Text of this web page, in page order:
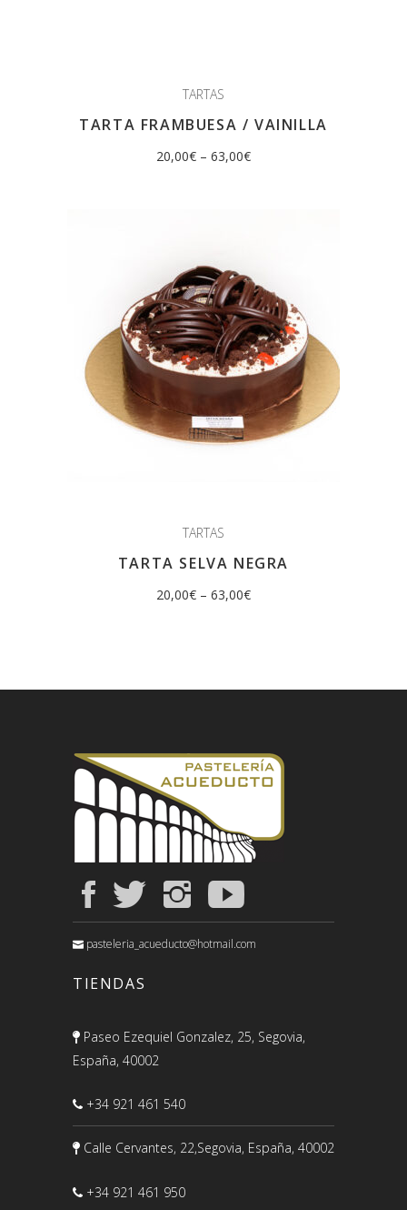
TARTAS
TARTA FRAMBUESA / VAINILLA
20,00€ – 63,00€
TARTAS
TARTA SELVA NEGRA
20,00€ – 63,00€
pasteleria_acueducto@hotmail.com
TIENDAS
Paseo Ezequiel Gonzalez, 25, Segovia,
España, 40002
+34 921 461 540
Calle Cervantes, 22,Segovia, España, 40002
+34 921 461 950